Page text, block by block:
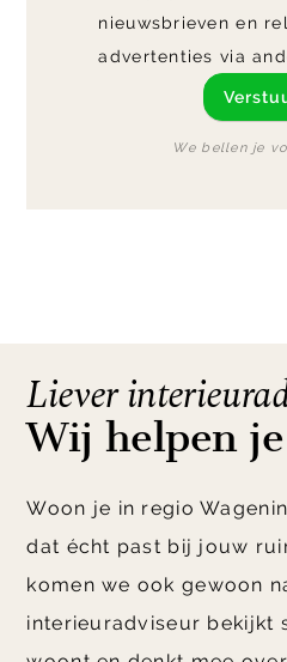
nieuwsbrieven en
advertenties via
We bellen je
Liever
Wij helpen
Woon je in regio
dat écht past bij jouw
komen we ook gewoon
interieuradviseur bekijkt